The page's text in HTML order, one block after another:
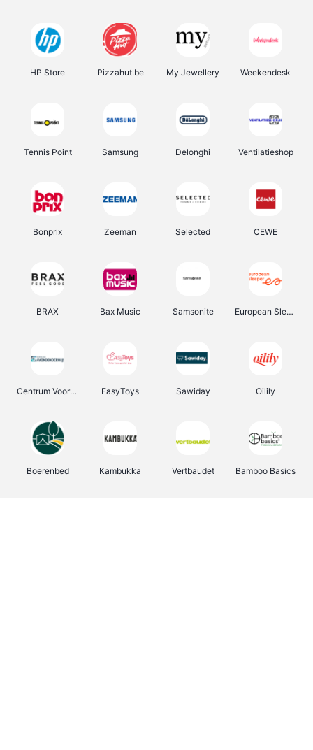
HP Store Pizzahut.be My Jewellery Weekendesk
Tennis Point Samsung Delonghi Ventilatieshop
Bonprix Zeeman Selected CEWE
BRAX Bax Music Samsonite European Sleeper
Centrum Voor Avondonderwijs EasyToys Sawiday Oilily
Boerenbed Kambukka Vertbaudet Bamboo Basics